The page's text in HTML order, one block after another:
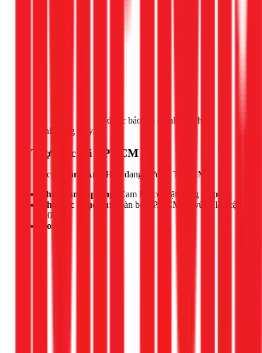
để được báo giá chính xác theo
tình trạng máy.
📍 Thợ trực tại TPHCM
Đội thợ của Đặng Anh Huy
đang trực tại TPHCM.
Thời gian đáp ứng:
Cam kết có mặt trong
30 phút
Khu vực phục vụ:
Toàn bộ TP.HCM và vùng lân cận
(50km)
Hotline: